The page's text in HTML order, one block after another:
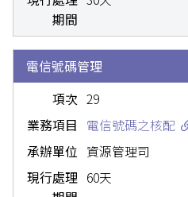
電信號碼管理
29
電信號碼之核配
資源管理司
60天